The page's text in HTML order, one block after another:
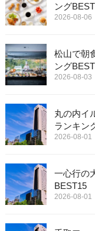
ング
2026-08-06
松山で朝
ング
2026-08-03
丸の内イ
ランキン
2026-08-01
一心行の
BEST15
2026-08-01